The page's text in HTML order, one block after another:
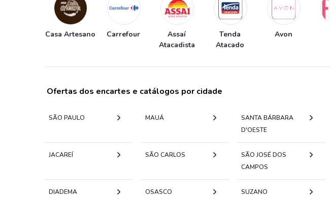
Casa Artesano Carrefour
Assaí
Atacadista
Tenda
Atacado
Avon
Ofertas dos encartes e catálogos por cidade
SÃO PAULO MAUÁ
SANTA BÁRBARA
D'OESTE
JACAREÍ SÃO CARLOS
SÃO JOSÉ DOS
CAMPOS
DIADEMA OSASCO SUZANO